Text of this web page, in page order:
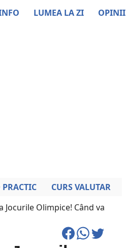
LUMEA LA ZI OPINII
CURS VALUTAR
Olimpice! Când va